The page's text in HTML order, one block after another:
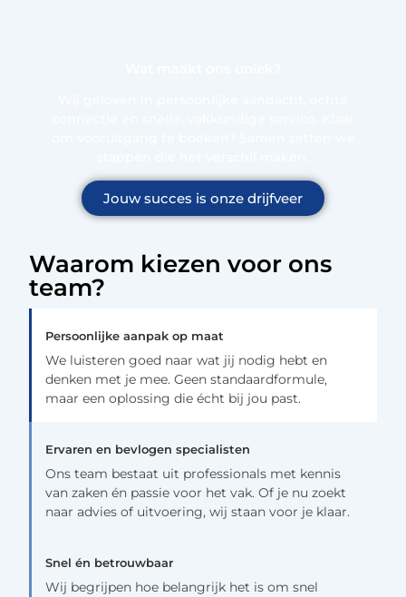
Jouw succes is onze drijfveer
Waarom kiezen voor ons
team?
Persoonlijke aanpak op maat
We luisteren goed naar wat jij nodig hebt en
denken met je mee. Geen standaardformule,
maar een oplossing die écht bij jou past.
Ervaren en bevlogen specialisten
Ons team bestaat uit professionals met kennis
van zaken én passie voor het vak. Of je nu zoekt
naar advies of uitvoering, wij staan voor je klaar.
Snel én betrouwbaar
Wij begrijpen hoe belangrijk het is om snel